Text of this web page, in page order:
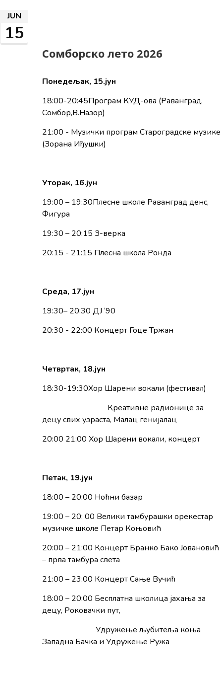
JUN
15
Сомборско лето 2026
Понедељак, 15.јун
18:00-20:45Програм КУД-ова (Раванград,
Сомбор,В.Назор)
21:00 - Музички програм Староградске музике
(Зорана Иђушки)
Уторак, 16.јун
19:00 – 19:30Плесне школе Раванград денс,
Фигура
19:30 – 20:15 З-верка
20:15 - 21:15 Плесна школа Ронда
Среда, 17.јун
19:30– 20:30 ДЈ ‘90
20:30 - 22:00 Концерт Гоце Тржан
Четвртак, 18.јун
18:30-19:30Хор Шарени вокали (фестивал)
Креативне радионице за
децу свих узраста, Малац генијалац
20:00 21:00 Хор Шарени вокали, концерт
Петак, 19.јун
18:00 – 20:00 Ноћни базар
19:00 – 20: 00 Велики тамбурашки орекестар
музичке школе Петар Коњoвић
20:00 – 21:00 Концерт Бранко Бако Јовановић
– прва тамбура света
21:00 – 23:00 Концерт Сање Вучић
18:00 – 20:00 Бесплатна школица јахања за
децу, Роковачки пут,
Удружење љубитеља коња
Западна Бачка и Удружење Ружа